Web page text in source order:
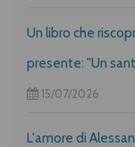
Un libro che
presente: "Un
15/07/2026
L'amore di